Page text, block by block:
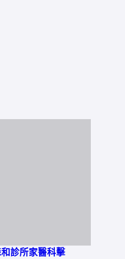
診所家醫科擊